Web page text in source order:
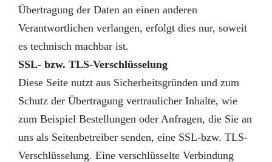
Übertragung der Daten an einen anderen
Verantwortlichen verlangen, erfolgt dies nur, soweit
es technisch machbar ist.
SSL- bzw. TLS-Verschlüsselung
Diese Seite nutzt aus Sicherheitsgründen und zum
Schutz der Übertragung vertraulicher Inhalte, wie
zum Beispiel Bestellungen oder Anfragen, die Sie an
uns als Seitenbetreiber senden, eine SSL-bzw. TLS-
Verschlüsselung. Eine verschlüsselte Verbindung